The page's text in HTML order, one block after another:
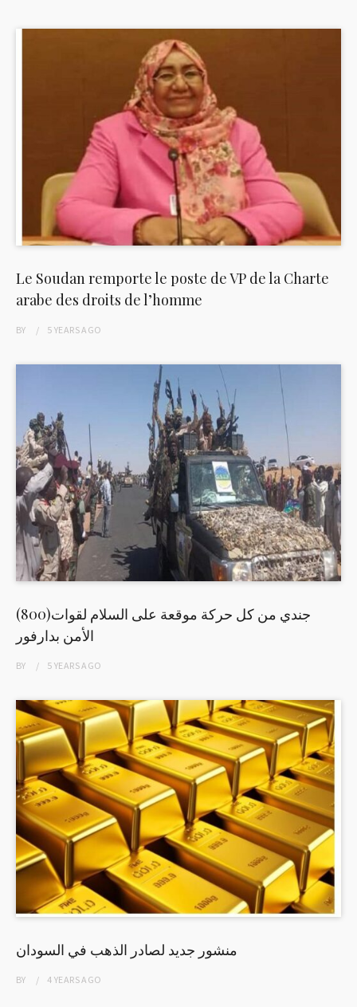
Le Soudan remporte le poste de VP de la Charte
arabe des droits de l’homme
BY 5 YEARSAGO
(800)جندي من كل حركة موقعة على السلام لقوات
الأمن بدارفور
BY 5 YEARSAGO
منشور جديد لصادر الذهب في السودان
BY 4 YEARSAGO